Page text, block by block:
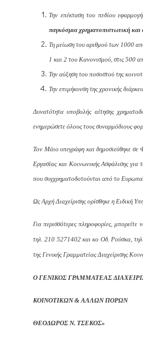
Την επέκταση του πεδίου
παγκόσμια χρηματοπιστωτική και
Τη μείωση του αριθμού των 1000
1 και 2 του Κανονισμού, στις 500
Την αύξηση του ποσοστού της
Την επιμήκυνση της χρονικής
Δυνατότητα υποβολής αίτησης
ενημερώσετε όλους τους συναρμόδιους
Τον Μάιο υπεγράφη και δημοσιεύθηκε
Εργασίας και Κοινωνικής Ασφάλισης για
που συγχρηματοδοτούνται από το
Ως Αρχή Διαχείρισης ορίσθηκε η Ειδική
Για περισσότερες πληροφορίες,
τηλ. 210 5271402 και κο Οδ. Ρούσκα, τηλ.
της Γενικής Γραμματείας Διαχείρισης
Ο ΓΕΝΙΚΟΣ ΓΡΑΜΜΑΤΕΑΣ
ΚΟΙΝΟΤΙΚΩΝ & ΑΛΛΩΝ ΠΟΡΩΝ
ΘΕΟΔΩΡΟΣ Ν. ΤΣΕΚΟΣ»